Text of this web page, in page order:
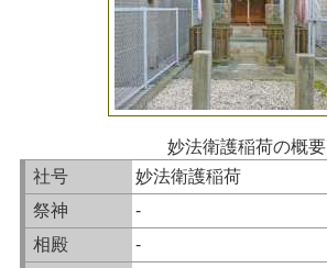
妙法衛護稲荷の概要
社号
妙法衛護稲荷
祭神
-
相殿
-